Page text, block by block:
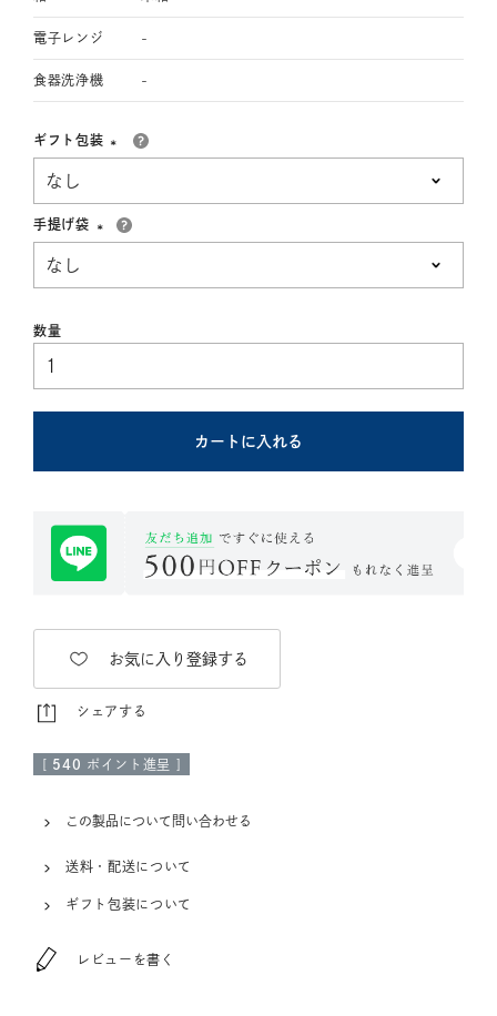
電子レンジ -
食器洗浄機 -
ギフト包装
手提げ袋
カートに入れる
お気に入り登録する
シェアする
[ 540 ポイント進呈 ]
この製品について問い合わせる
送料・配送について
ギフト包装について
レビューを書く